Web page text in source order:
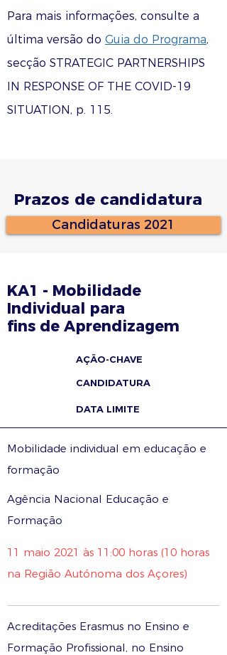
Para mais informações, consulte a
última versão do Guia do Programa,
secção STRATEGIC PARTNERSHIPS
IN RESPONSE OF THE COVID-19
SITUATION, p. 115.
Prazos de candidatura
Candidaturas 2021
KA1 - Mobilidade
Individual para
fins de Aprendizagem
AÇÃO-CHAVE
CANDIDATURA
DATA LIMITE
Mobilidade individual em educação e
formação
Agência Nacional Educação e
Formação
11 maio 2021 às 11:00 horas (10 horas
na Região Autónoma dos Açores)
Acreditações Erasmus no Ensino e
Formação Profissional, no Ensino